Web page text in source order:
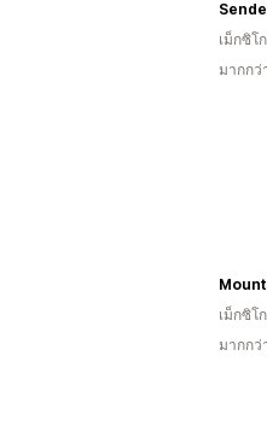
เม็กซิโก
มากกว่
เม็กซิโก
มากกว่